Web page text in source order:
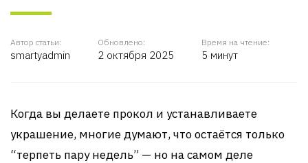
Автор статьи:
smartyadmin
Обновлено:
2 октября 2025
Время на чтение:
5 минут
Когда вы делаете прокол и устанавливаете
украшение, многие думают, что остаётся только
“терпеть пару недель” — но на самом деле